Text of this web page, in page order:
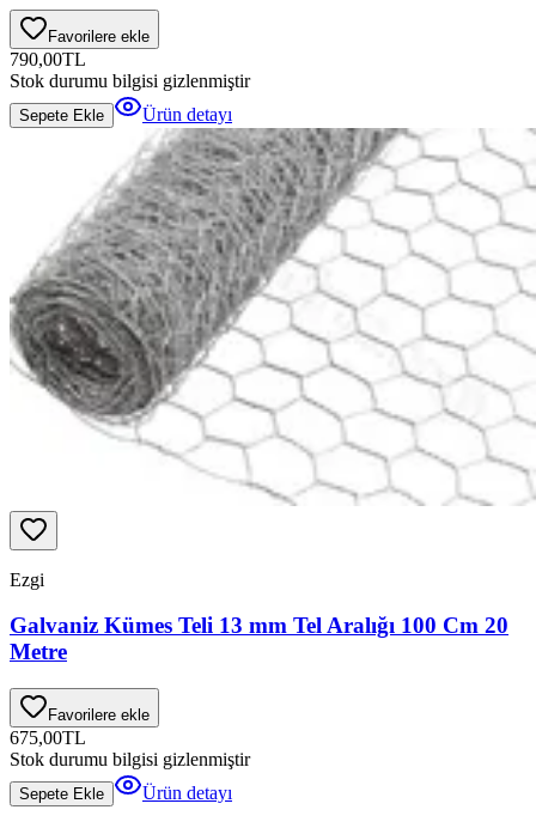
Favorilere ekle
790,00TL
Stok durumu bilgisi gizlenmiştir
Sepete Ekle Ürün detayı
Ezgi
Galvaniz Kümes Teli 13 mm Tel Aralığı 100 Cm 20
Metre
Favorilere ekle
675,00TL
Stok durumu bilgisi gizlenmiştir
Sepete Ekle Ürün detayı